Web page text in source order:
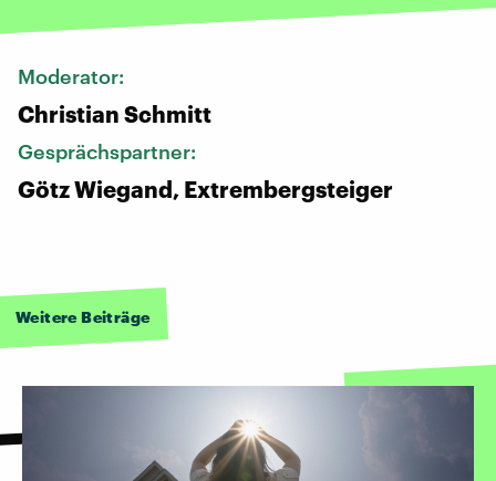
Moderator:
Christian Schmitt
Gesprächspartner:
Götz Wiegand, Extrembergsteiger
Weitere Beiträge